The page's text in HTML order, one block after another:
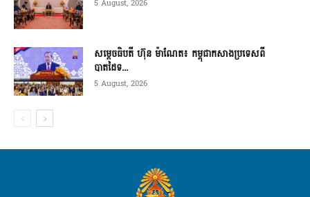
5 August, 2026
សម្ដេចធិបតី ហ៊ុន ម៉ាណែត៖ កម្ពុជាកសាងប្រទេសពី
បាតដៃទ...
5 August, 2026